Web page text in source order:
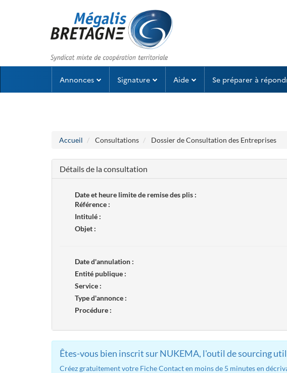
Annonces Signature Aide Se préparer à
Accueil Consultations Dossier de Consultation des Entreprises
Détails de la consultation
Date et heure limite de remise des plis :
Référence :
Intitulé :
Objet :
Date d'annulation :
Entité publique :
Service :
Type d'annonce :
Procédure :
Êtes-vous bien inscrit sur NUKEMA, l'outil de sourcing
Créez gratuitement votre Fiche Contact en moins de 5 minutes en